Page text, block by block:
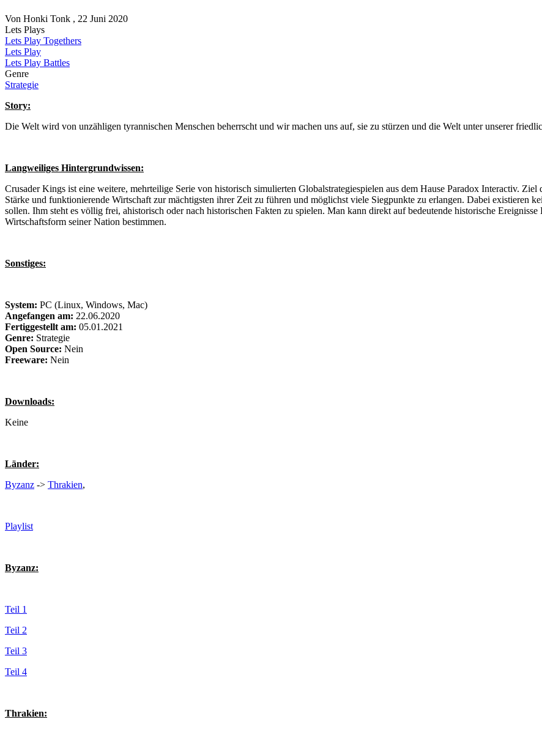
Von Honki Tonk , 22 Juni 2020
Lets Plays
Lets Play Togethers
Lets Play
Lets Play Battles
Genre
Strategie
Story:
Die Welt wird von unzähligen tyrannischen Menschen beherrscht und wir machen uns auf, sie zu stürzen und die Welt unter unserer
Langweiliges Hintergrundwissen:
Crusader Kings ist eine weitere, mehrteilige Serie von historisch simulierten Globalstrategiespielen aus dem Hause Paradox Interactiv.
Stärke und funktionierende Wirtschaft zur mächtigsten ihrer Zeit zu führen und möglichst viele Siegpunkte zu erlangen. Dabei existieren
sollen. Ihm steht es völlig frei, ahistorisch oder nach historischen Fakten zu spielen. Man kann direkt auf bedeutende historische
Wirtschaftsform seiner Nation bestimmen.
Sonstiges:
System: PC (Linux, Windows, Mac)
Angefangen am: 22.06.2020
Fertiggestellt am: 05.01.2021
Genre: Strategie
Open Source: Nein
Freeware: Nein
Downloads:
Keine
Länder:
Byzanz -> Thrakien,
Playlist
Byzanz:
Teil 1
Teil 2
Teil 3
Teil 4
Thrakien: